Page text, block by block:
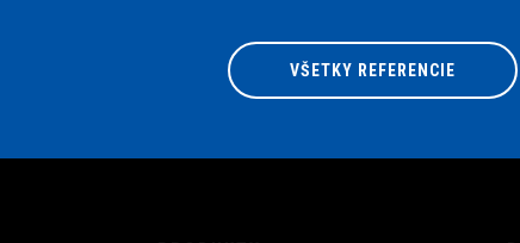
VŠETKY REFERENCIE